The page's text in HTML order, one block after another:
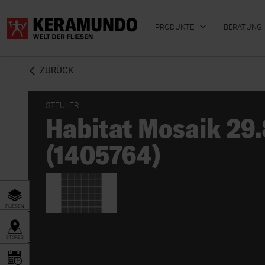
PRODUKTE
BADFLIESEN KÜCHENFLIESEN
BERATUNG
ZURÜCK
STEULER
Habitat Mosaik
(1405764)
FLIESEN
STORES